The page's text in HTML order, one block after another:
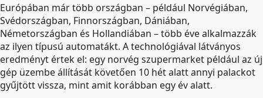
Európában már több országban – például Norvégiában,
Svédországban, Finnországban, Dániában,
Németországban és Hollandiában – több éve alkalmazzák
az ilyen típusú automaták­t. A technológiával látványos
eredményt értek el: egy norvég szupermarket például az új
gép üzembe állítását követően 10 hét alatt annyi palackot
gyűjtött vissza, mint amit korábban egy év alatt.